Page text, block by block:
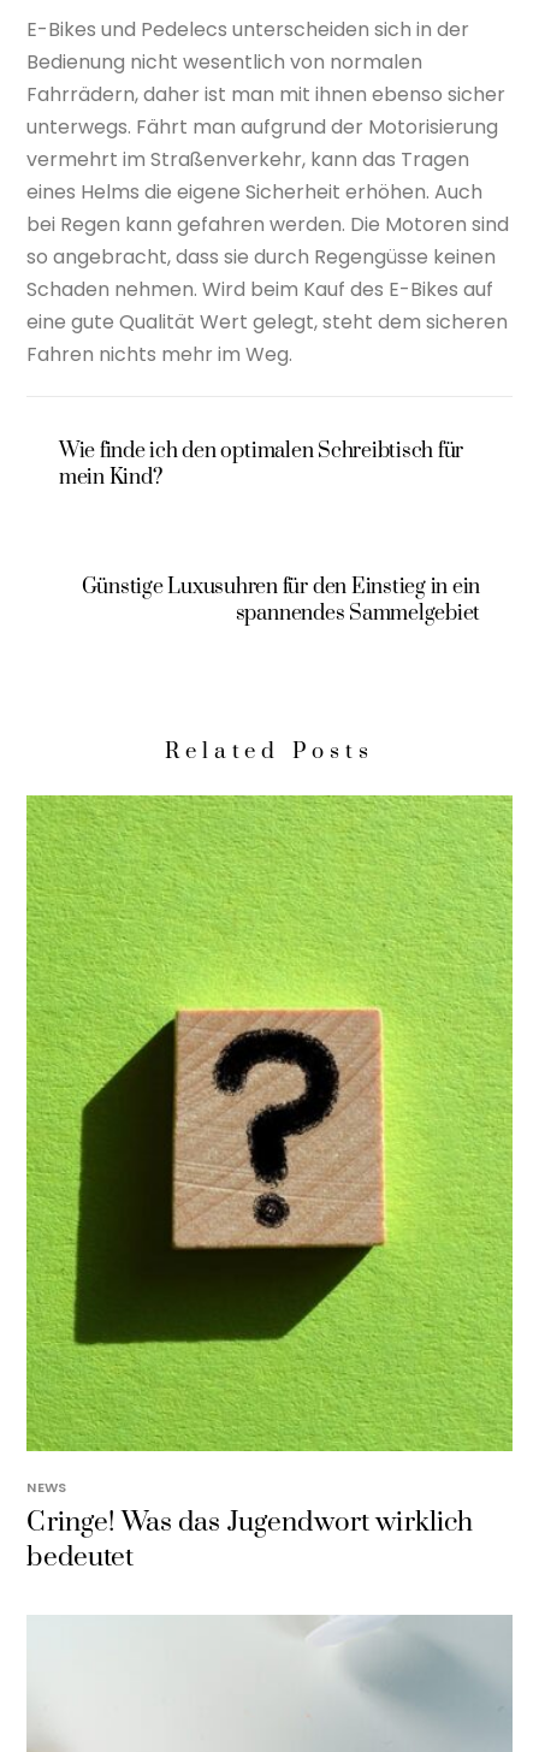
E-Bikes und Pedelecs unterscheiden sich in der
Bedienung nicht wesentlich von normalen
Fahrrädern, daher ist man mit ihnen ebenso sicher
unterwegs. Fährt man aufgrund der Motorisierung
vermehrt im Straßenverkehr, kann das Tragen
eines Helms die eigene Sicherheit erhöhen. Auch
bei Regen kann gefahren werden. Die Motoren sind
so angebracht, dass sie durch Regengüsse keinen
Schaden nehmen. Wird beim Kauf des E-Bikes auf
eine gute Qualität Wert gelegt, steht dem sicheren
Fahren nichts mehr im Weg.
Wie finde ich den optimalen Schreibtisch für
mein Kind?
Günstige Luxusuhren für den Einstieg in ein
spannendes Sammelgebiet
Related Posts
NEWS
Cringe! Was das Jugendwort wirklich
bedeutet